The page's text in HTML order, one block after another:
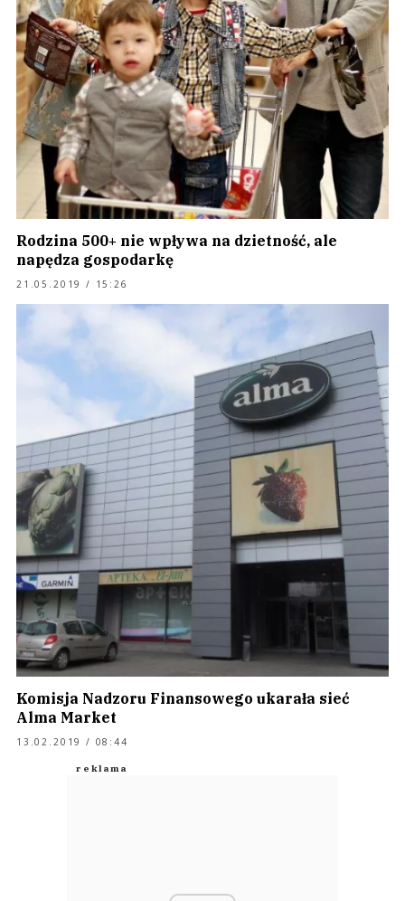
Rodzina 500+ nie wpływa na dzietność, ale
napędza gospodarkę
21.05.2019 / 15:26
Komisja Nadzoru Finansowego ukarała sieć
Alma Market
13.02.2019 / 08:44